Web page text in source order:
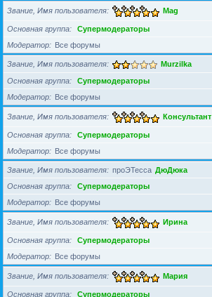
Звание, Имя пользователя Mag
Основная группа
Супермодераторы
Модератор
Все форумы
Звание, Имя пользователя Murzilka
Основная группа
Супермодераторы
Модератор
Все форумы
Звание, Имя пользователя Консультант
Основная группа
Супермодераторы
Модератор
Все форумы
Звание, Имя пользователя проЭТесса ДюДюка
Основная группа
Супермодераторы
Модератор
Все форумы
Звание, Имя пользователя Ирина
Основная группа
Супермодераторы
Модератор
Все форумы
Звание, Имя пользователя Мария
Основная группа Супермодераторы